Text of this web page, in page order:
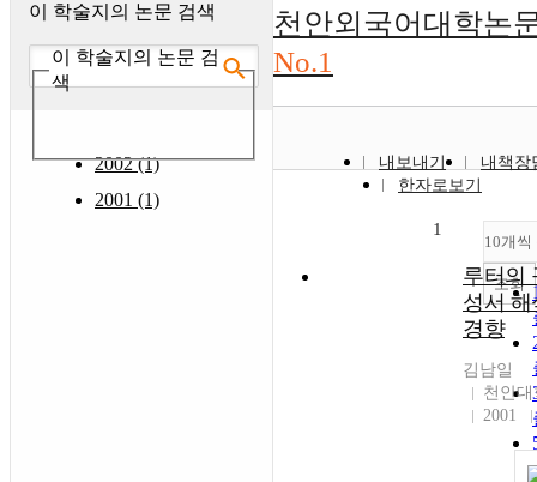
이 학술지의 논문 검색
이 학술지의 논문 검
색
2002 (1)
2001 (1)
천안외국어대학논
No.1
내보내기
내책장
한자로보기
10개씩
조회
1
루터의
성서 해
경향
김남일
천안
2001